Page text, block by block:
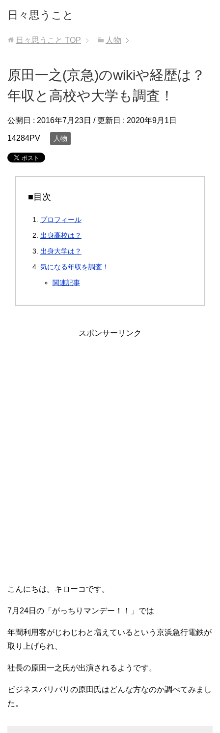
日々思うこと
日々思うこと TOP 人物
原田一之(京急)のwikiや経歴は？
年収と高校や大学も調査！
公開日 : 2016年7月23日 / 更新日 : 2020年9月1日
14284PV 人物
■目次
プロフィール
出身高校は？
出身大学は？
気になる年収を調査！
関連記事
スポンサーリンク
こんにちは。キローコです。
7月24日の「がっちりマンデー！！」では
年間利用客がじわじわと増えているという京浜急行電鉄が
取り上げられ、
社長の原田一之氏が出演されるようです。
ビジネスバリバリの原田氏はどんな方なのか調べてみまし
た。